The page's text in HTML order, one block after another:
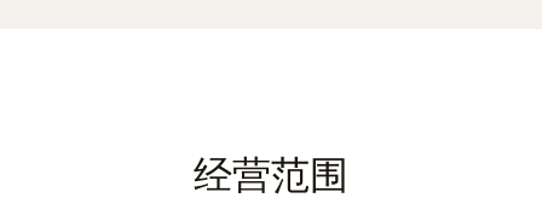
经营范围